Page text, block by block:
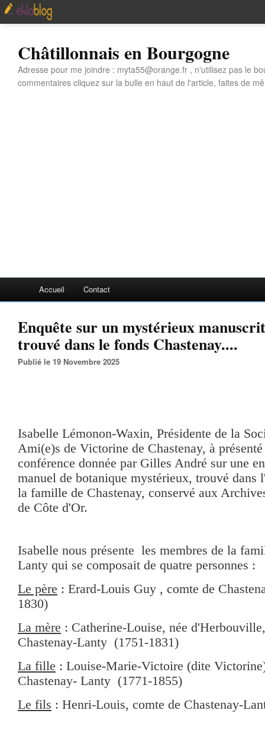
Châtillonnais en Bourgogne
Adresse pour me joindre : myta55@orange.fr , n'utilisez pas le
commentaires cliquez sur la bulle en haut de l'article, faites de
Accueil Contact
Enquête sur un mystérieux
trouvé dans le fonds Chastenay....
Publié le 19 Novembre 2025
Isabelle Lémonon-Waxin, Présidente de la
Ami(e)s de Victorine de Chastenay, à
conférence donnée par Gilles André sur une
manuel de botanique mystérieux, trouvé dans
la famille de Chastenay, conservé aux
de Côte d'Or.
Isabelle nous présente les membres de la
Lanty qui se composait de quatre personnes :
Le père : Erard-Louis Guy , comte de
1830)
La mère : Catherine-Louise, née
Chastenay-Lanty (1751-1831)
La fille : Louise-Marie-Victoire (dite
Chastenay- Lanty (1771-1855)
Le fils : Henri-Louis, comte de Chastenay-